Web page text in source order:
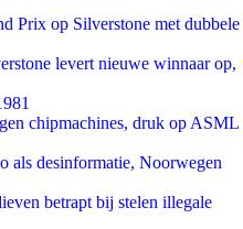
Prix op Silverstone met dubbele
levert nieuwe winnaar op,
chipmachines, druk op ASML
als desinformatie, Noorwegen
betrapt bij stelen illegale